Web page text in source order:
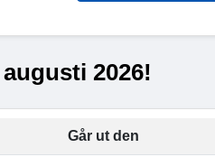
2026!
Går ut den